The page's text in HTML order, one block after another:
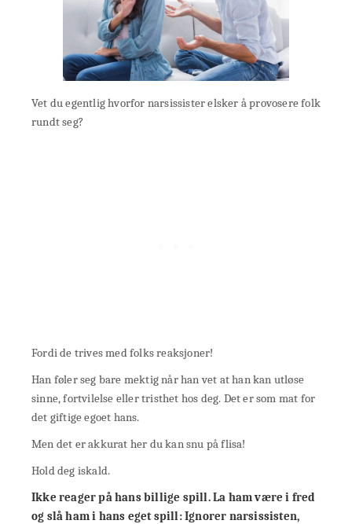
Vet du egentlig hvorfor narsissister elsker å provosere folk
rundt seg?
Fordi de trives med folks reaksjoner!
Han føler seg bare mektig når han vet at han kan utløse
sinne, fortvilelse eller tristhet hos deg. Det er som mat for
det giftige egoet hans.
Men det er akkurat her du kan snu på flisa!
Hold deg iskald.
Ikke reager på hans billige spill. La ham være i fred
og slå ham i hans eget spill:Ignorer narsissisten,